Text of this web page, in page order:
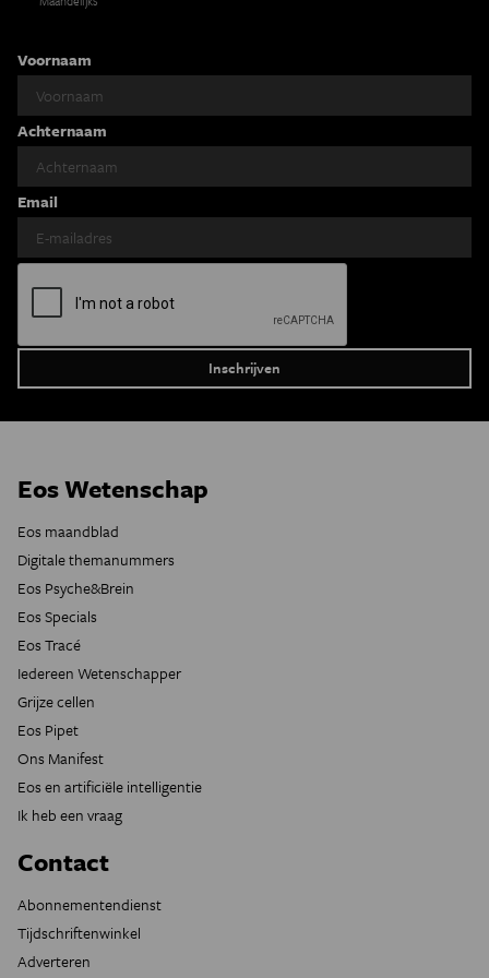
Voornaam
Achternaam
Email
Eos Wetenschap
Eos maandblad
Digitale themanummers
Eos Psyche&Brein
Eos Specials
Eos Tracé
Iedereen Wetenschapper
Grijze cellen
Eos Pipet
Ons Manifest
Eos en artificiële intelligentie
Ik heb een vraag
Contact
Abonnementendienst
Tijdschriftenwinkel
Adverteren